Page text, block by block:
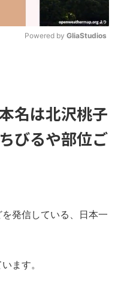
Powered by GliaStudios
名は北沢桃子
びるや部位ご
発信している、日本一
ます。